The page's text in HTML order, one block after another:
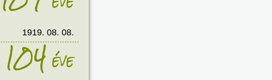
1919. 08. 08.
104éve